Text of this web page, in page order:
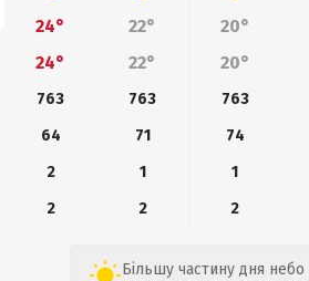
24° 22° 20°
24°
22° 20°
763 763 763
64
71 74
2
1 1
2
2 2
Більшу частину дня